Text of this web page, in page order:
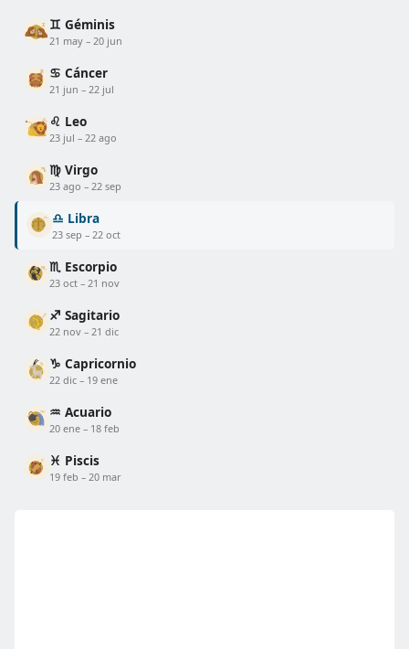
♊ Géminis
21 may – 20 jun
♋ Cáncer
21 jun – 22 jul
♌ Leo
23 jul – 22 ago
♍ Virgo
23 ago – 22 sep
♎ Libra
23 sep – 22 oct
♏ Escorpio
23 oct – 21 nov
♐ Sagitario
22 nov – 21 dic
♑ Capricornio
22 dic – 19 ene
♒ Acuario
20 ene – 18 feb
♓ Piscis
19 feb – 20 mar